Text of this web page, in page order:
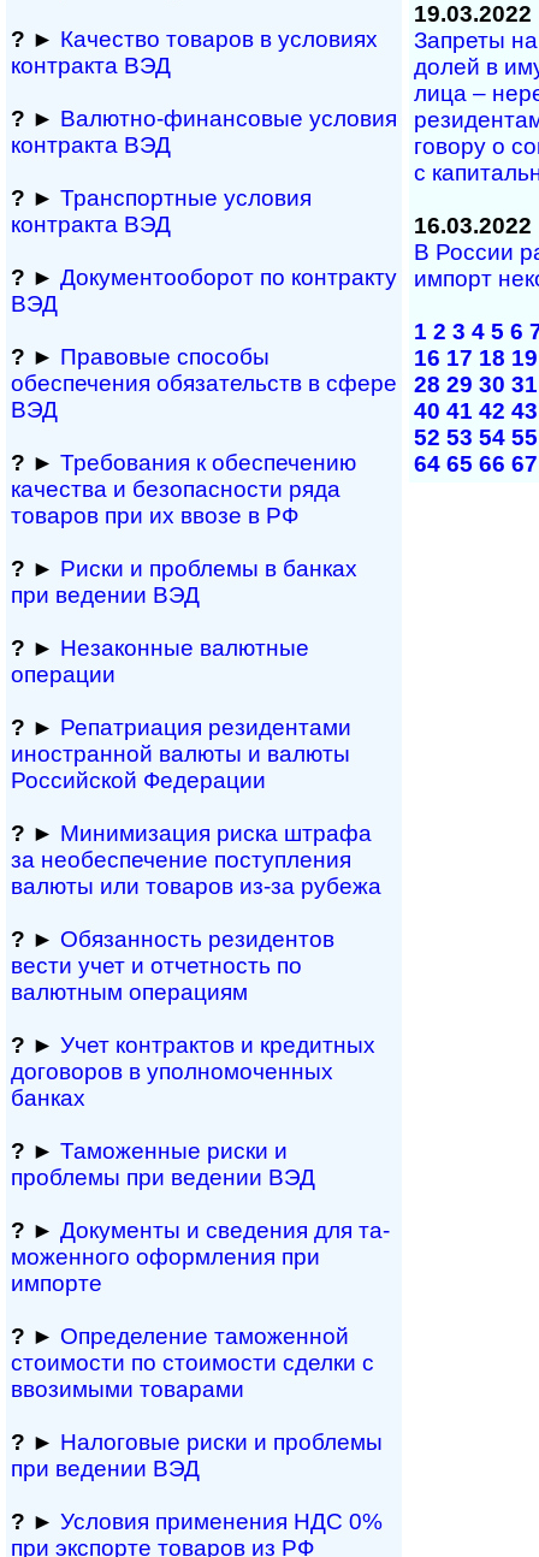
? ► Качество товаров в условиях
контракта ВЭД
? ► Валютно-финансовые условия
контракта ВЭД
? ► Транспортные условия
контракта ВЭД
? ► Документооборот по контракту
ВЭД
? ► Правовые способы
обеспечения обяза­тельств в сфере
ВЭД
? ► Требования к обеспечению
качества и безопасности ряда
товаров при их ввозе в РФ
? ► Риски и проблемы в банках
при ведении ВЭД
? ► Незаконные валютные
операции
? ► Репатриация ре­зи­ден­та­ми
иностранной ва­лю­ты и валюты
Рос­сий­ской Федерации
? ► Минимизация риска штрафа
за не­обес­пе­че­ние поступления
валюты или товаров из-за рубежа
? ► Обязанность резиден­тов
вести учет и отчетность по
валютным операциям
? ► Учет контрактов и кре­дит­ных
договоров в упол­номоченных
банках
? ► Таможенные риски и
проблемы при ведении ВЭД
? ► Документы и све­де­ния для та­
мо­жен­но­го офор­м­ле­ния при
импорте
? ► Определение таможенной
стоимости по стоимости сделки с
ввозимыми товарами
? ► Налоговые риски и проблемы
при ведении ВЭД
? ► Условия применения НДС 0%
при экспорте товаров из РФ
19.03.2022
Запреты
до­лей в
лица –
го­во­ру о
с
16.03.2022
В России
импорт
1 2 3 4 5 6
16 17 18 19
28 29 30 31
40 41 42 43
52 53 54 55
64 65 66 67